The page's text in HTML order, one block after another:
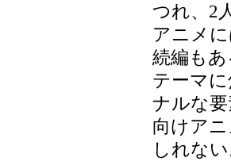
つれ、2
アニメ
続編も
テーマ
ナルな
向けア
しれな